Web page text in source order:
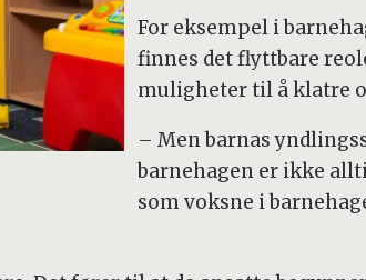
For eksempel i
finnes det flyttbare
muligheter til å klatre
– Men barnas
barnehagen er ikke
som voksne i